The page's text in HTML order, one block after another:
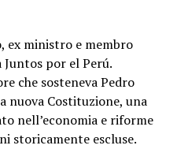
ex ministro e membro
por el Perú.
che sosteneva Pedro
nuova Costituzione, una
nell’economia e riforme
storicamente escluse.